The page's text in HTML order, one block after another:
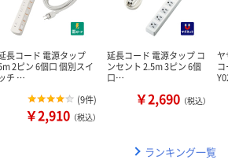
長コード 電源タップ
2ピン 6個口 個別スイ
ッチ …
(9件)
￥2,910 （税込）
延長コード 電源タップ コ
ンセント 2.5m 3ピン 6個
口…
￥2,690 （税込）
ヤ
ランキング一覧